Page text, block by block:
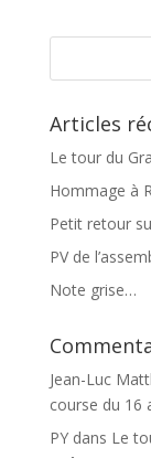
i
v
:
Articles
Le tour du
Hommage à
Petit retour
PV de
Note grise…
Jean-Luc
course du 16
PYdans Le